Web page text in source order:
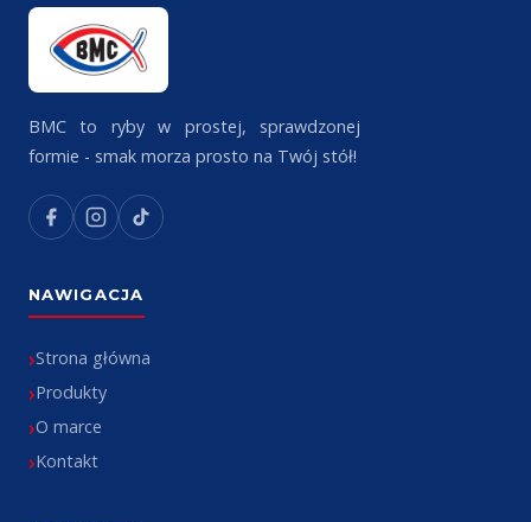
BMC to ryby w prostej, sprawdzonej
formie - smak morza prosto na Twój stół!
NAWIGACJA
Strona główna
Produkty
O marce
Kontakt